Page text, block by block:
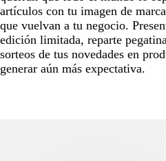
artículos con tu imagen de
que vuelvan a tu negocio.
edición limitada, reparte
sorteos de tus novedades en
generar aún más expectativa.